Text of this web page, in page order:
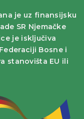
je uz finansijsku
SR Njemačke
je isključiva
Bosne i
stanovišta EU ili